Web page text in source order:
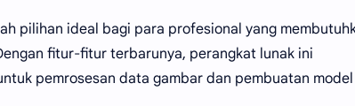
pilihan ideal bagi para profesional yang
fitur-fitur terbarunya, perangkat lunak ini
pemrosesan data gambar dan pembuatan model